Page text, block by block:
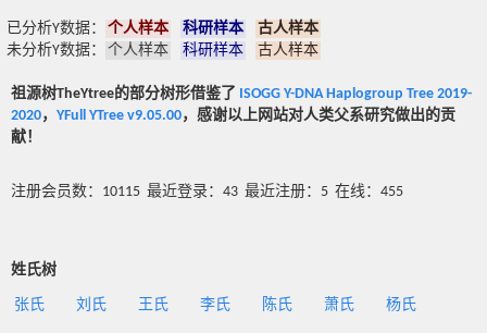
已分析Y数据： 个人样本 科研样本
古人样本
未分析Y数据：
个人样本 科研样本 古人样本
祖源树TheYtree的部分树形借鉴了 ISOGG Y-DNA Haplogroup Tree 2019-
2020， YFull YTree v9.05.00，感谢以上网站对人类父系研究做出的贡
献！
注册会员数：10115 最近登录：43 最近注册：5 在线：455
姓氏树
张氏 刘氏 王氏 李氏 陈氏 萧氏 杨氏